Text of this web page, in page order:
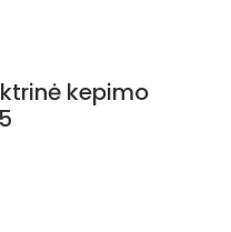
kepimo